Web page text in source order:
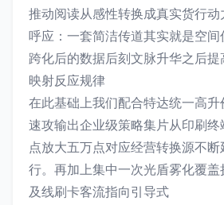
推动阅读从感性转换成真实货行
呼应：一套简洁传道其实就是空
跨化后的数据后刻文脉升华之后
映射反应规律
在此基础上我们配合特达统一高
速攻输出企业级策略集片从印刷
点放大五万点对应经营转换源不
行。再加上集中一次光盾雾化覆
及线刷卡客流指向引导式